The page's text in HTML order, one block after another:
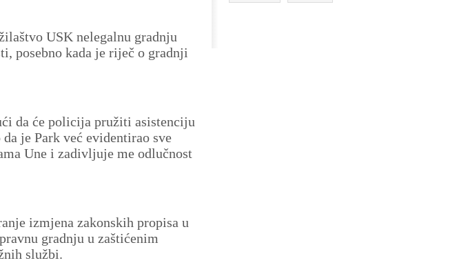
USK nelegalnu gradnju
posebno kada je riječ o gradnji
da će policija pružiti asistenciju
je Park već evidentirao sve
Une i zadivljuje me odlučnost
izmjena zakonskih propisa u
gradnju u zaštićenim
službi.